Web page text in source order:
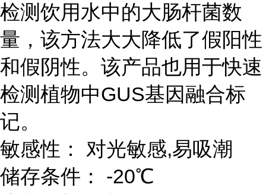
检测饮用水中的大肠杆菌数
量，该方法大大降低了假阳性
和假阴性。该产品也用于快速
检测植物中GUS基因融合标
记。
敏感性： 对光敏感,易吸潮
储存条件： -20℃